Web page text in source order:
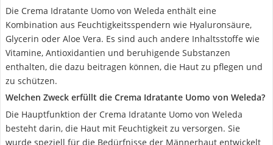
Die Crema Idratante Uomo von Weleda enthält eine
Kombination aus Feuchtigkeitsspendern wie Hyaluronsäure,
Glycerin oder Aloe Vera. Es sind auch andere Inhaltsstoffe wie
Vitamine, Antioxidantien und beruhigende Substanzen
enthalten, die dazu beitragen können, die Haut zu pflegen und
zu schützen.
Welchen Zweck erfüllt die Crema Idratante Uomo von Weleda?
Die Hauptfunktion der Crema Idratante Uomo von Weleda
besteht darin, die Haut mit Feuchtigkeit zu versorgen. Sie
wurde speziell für die Bedürfnisse der Männerhaut entwickelt